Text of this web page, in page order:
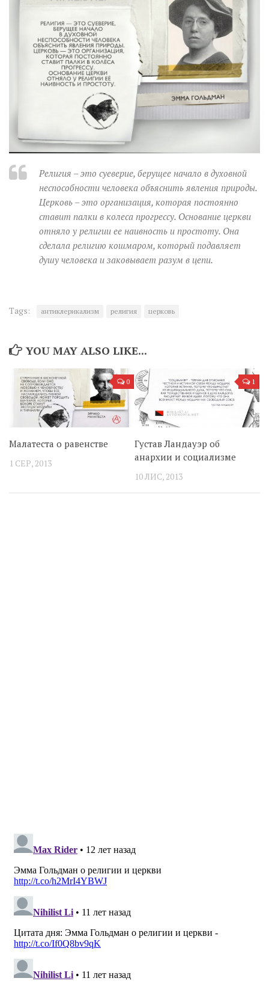
Візуальне
Научпоп
Головне
Цитати
Inter/antinational
Религия – это суеверие, берущее начало в духовной
неспособности человека объяснить явления природы.
Церковь – это организация, которая постоянно
ставит палки в колеса прогрессу. Основание церкви
отняло у религии ее наивность и простоту. Она
сделала религию кошмаром, который подавляет
душу человека и заковывает разум в цепи.
Tags: антиклерикализм религия церковь
YOU MAY ALSO LIKE...
0
Малатеста о равенстве
1 СЕР, 2013
1
Густав Ландауэр об
анархии и социализме
10 ЛИС, 2013